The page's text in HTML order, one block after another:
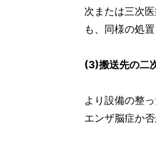
次または三次
も、同様の処置
(3)搬送先の二
より設備の整
エンザ脳症か否